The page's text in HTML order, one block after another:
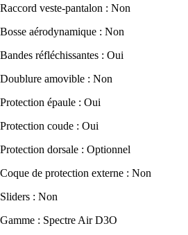
Raccord veste-pantalon : Non
Bosse aérodynamique : Non
Bandes réfléchissantes : Oui
Doublure amovible : Non
Protection épaule : Oui
Protection coude : Oui
Protection dorsale : Optionnel
Coque de protection externe : Non
Sliders : Non
Gamme : Spectre Air D3O